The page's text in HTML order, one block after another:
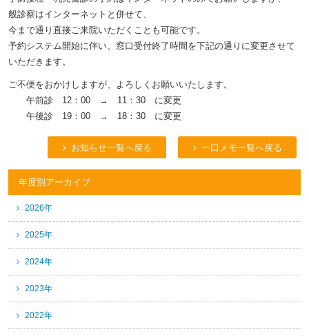
般診察はインターネットと併せて、
今まで通り直接ご来院いただくことも可能です。
予約システム開始に伴い、窓口受付終了時間を下記の通りに変更させて
いただきます。
ご不便をおかけしますが、よろしくお願いいたします。
午前診 12：00 → 11：30 に変更
午後診 19：00 → 18：30 に変更
お知らせ一覧へ戻る 一口メモ一覧へ戻る
年度別アーカイブ
2026年
2025年
2024年
2023年
2022年